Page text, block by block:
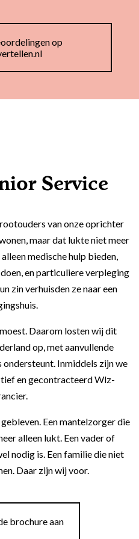
op
Service
van onze oprichter
maar dat lukte niet meer
medische hulp bieden,
en particuliere verpleging
zin verhuisden ze naar een
Daarom losten wij dit
op, met aanvullende
Inmiddels zijn we
en gecontracteerd Wlz-
Een mantelzorger die
alleen lukt. Een vader of
nodig is. Een familie die niet
Daar zijn wij voor.
brochure aan